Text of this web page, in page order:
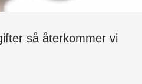
så återkommer vi